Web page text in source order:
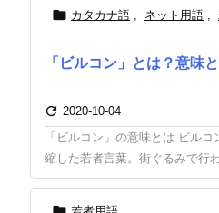
 カタカナ語 , ネット用語 ,
「ビルコン」とは？意味
 2020-10-04
「ビルコン」の意味とは ビル
縮した若者言葉。街ぐるみで行